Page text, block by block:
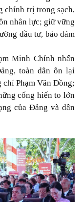
chính trị trong sạch,
nhân lực; giữ vững
đầu tư, bảo đảm
Minh Chính nhấn
toàn dân ôn lại
chí Phạm Văn Đồng;
cống hiến to lớn
của Đảng và dân